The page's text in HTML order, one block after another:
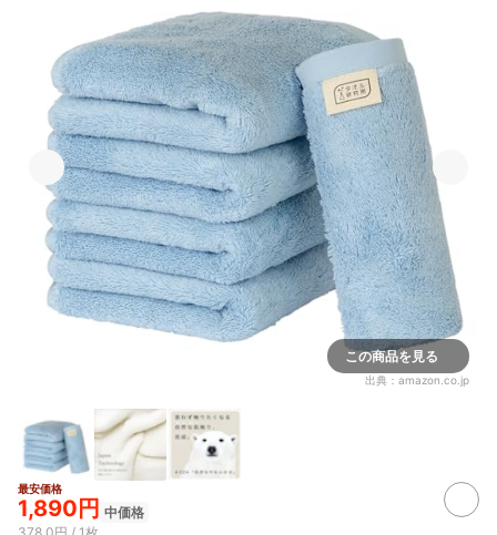
この商品を見る
出典： amazon.co.jp
最安価格
1,890円 中価格